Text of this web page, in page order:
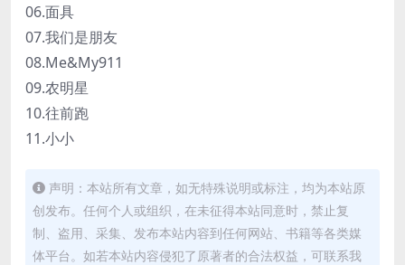
06.面具
07.我们是朋友
08.Me&My911
09.农明星
10.往前跑
11.小小
声明：本站所有文章，如无特殊说明或标注，均为本站原
创发布。任何个人或组织，在未征得本站同意时，禁止复
制、盗用、采集、发布本站内容到任何网站、书籍等各类媒
体平台。如若本站内容侵犯了原著者的合法权益，可联系我